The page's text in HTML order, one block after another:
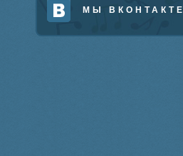
МЫ ВКОНТАКТЕ